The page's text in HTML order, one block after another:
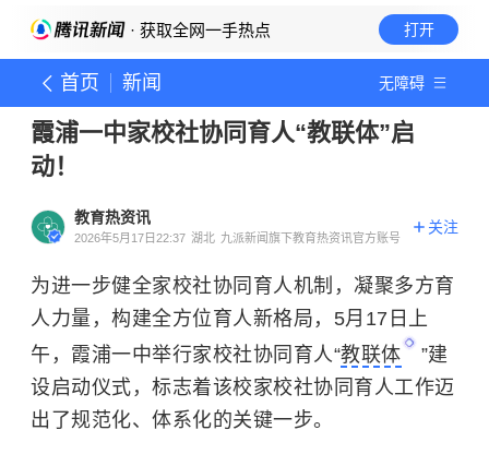
· 获取全网一手热点 打开
首页 新闻 无障碍
霞浦一中家校社协同育人“教联体”启
动！
教育热资讯
2026年5月17日22:37 湖北 九派新闻旗下教育热资讯官方账号
关注
为进一步健全家校社协同育人机制，凝聚多方育
人力量，构建全方位育人新格局，5月17日上
午，霞浦一中举行家校社协同育人“教联体
”建
设启动仪式，标志着该校家校社协同育人工作迈
出了规范化、体系化的关键一步。